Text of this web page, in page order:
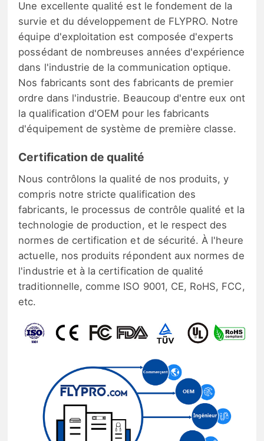
Une excellente qualité est le fondement de la
survie et du développement de FLYPRO. Notre
équipe d'exploitation est composée d'experts
possédant de nombreuses années d'expérience
dans l'industrie de la communication optique.
Nos fabricants sont des fabricants de premier
ordre dans l'industrie. Beaucoup d'entre eux ont
la qualification d'OEM pour les fabricants
d'équipement de système de première classe.
Certification de qualité
Nous contrôlons la qualité de nos produits, y
compris notre stricte qualification des
fabricants, le processus de contrôle qualité et la
technologie de production, et le respect des
normes de certification et de sécurité. À l'heure
actuelle, nos produits répondent aux normes de
l'industrie et à la certification de qualité
traditionnelle, comme ISO 9001, CE, RoHS, FCC,
etc.